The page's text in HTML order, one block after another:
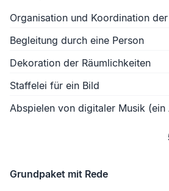
Organisation und Koordination
Begleitung durch eine Person
Dekoration der Räumlichkeiten
Staffelei für ein Bild
Abspielen von digitaler Musik (ein
Grundpaket mit Rede